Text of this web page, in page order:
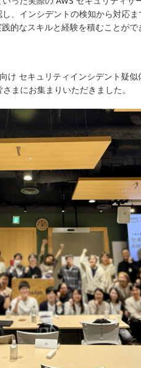
、インシデントの検知から対応
的なスキルと経験を積むことがで
セキュリティインシデント疑似
まにお集まりいただきました。